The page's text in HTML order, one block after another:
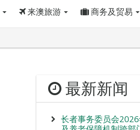
来澳旅游 商务及贸易
最新新闻
长者事务委员会